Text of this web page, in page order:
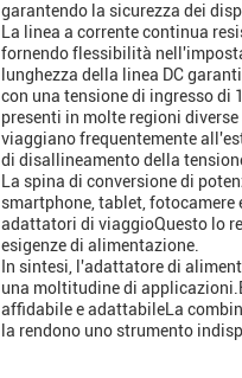
garantendo la sicurezza dei
La linea a corrente continua
fornendo flessibilità
lunghezza della linea DC
con una tensione di ingresso di
presenti in molte regioni
viaggiano frequentemente
di disallineamento della
La spina di conversione di
smartphone, tablet,
adattatori di viaggioQuesto lo
esigenze di alimentazione.
In sintesi, l'adattatore di
una moltitudine di
affidabile e adattabileLa
la rendono uno strumento